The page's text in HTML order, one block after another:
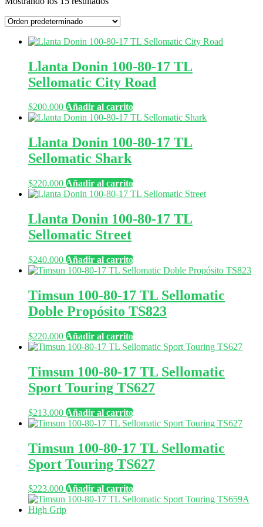
Llanta Donin 100-80-17 TL
Sellomatic City Road
$200.000 Añadir al carrito
Llanta Donin 100-80-17 TL
Sellomatic Shark
$220.000 Añadir al carrito
Llanta Donin 100-80-17 TL
Sellomatic Street
$240.000 Añadir al carrito
Timsun 100-80-17 TL Sellomatic
Doble Propósito TS823
$220.000 Añadir al carrito
Timsun 100-80-17 TL Sellomatic
Sport Touring TS627
$213.000 Añadir al carrito
Timsun 100-80-17 TL Sellomatic
Sport Touring TS627
$223.000 Añadir al carrito